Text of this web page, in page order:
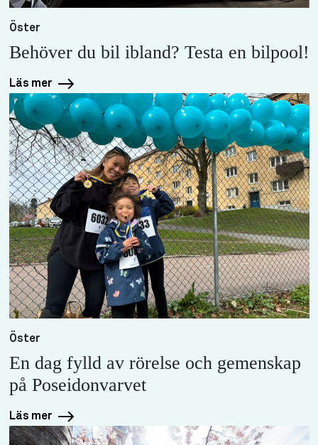
Öster
Behöver du bil ibland? Testa en bilpool!
Läs mer
Öster
En dag fylld av rörelse och gemenskap
på Poseidonvarvet
Läs mer